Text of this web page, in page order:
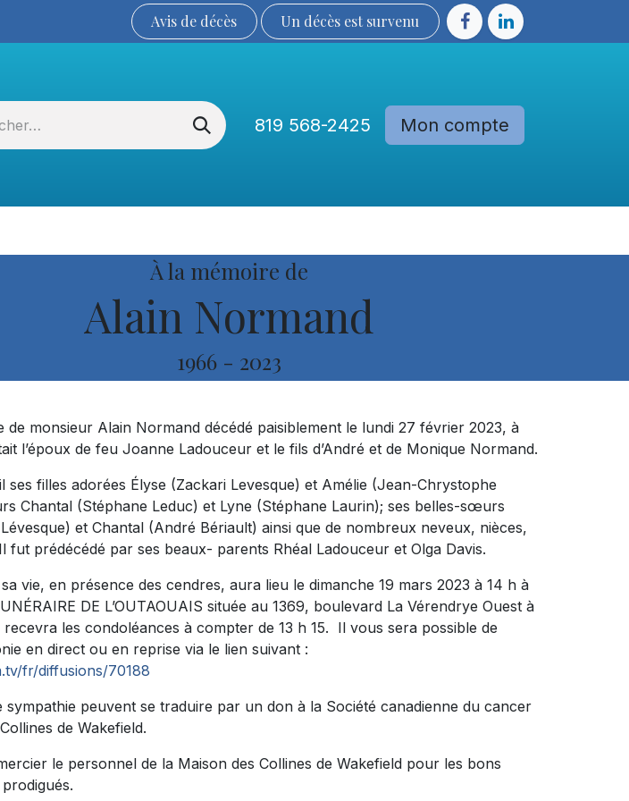
Avis de décès Un décès est sur​​​​​​​​ve​nu​​​​​​​​​​
819 568-2425 Mon compte
À la mémoire de
Alain Normand
1966 - 2023
de monsieur Alain Normand décédé paisiblement le lundi 27 février 2023, à
l’époux de feu Joanne Ladouceur et le fils d’André et de Monique Normand.
ses filles adorées Élyse (Zackari Levesque) et Amélie (Jean-Chrystophe
Chantal (Stéphane Leduc) et Lyne (Stéphane Laurin); ses belles-sœurs
et Chantal (André Bériault) ainsi que de nombreux neveux, nièces,
fut prédécédé par ses beaux- parents Rhéal Ladouceur et Olga Davis.
vie, en présence des cendres, aura lieu le dimanche 19 mars 2023 à 14 h à
DE L’OUTAOUAIS située au 1369, boulevard La Vérendrye Ouest à
recevra les condoléances à compter de 13 h 15. Il vous sera possible de
en direct ou en reprise via le lien suivant :
fr/diffusions/70188
sympathie peuvent se traduire par un don à la Société canadienne du cancer
de Wakefield.
le personnel de la Maison des Collines de Wakefield pour les bons